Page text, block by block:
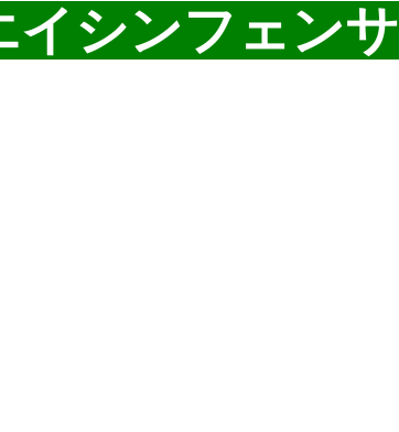
シンフェンサ